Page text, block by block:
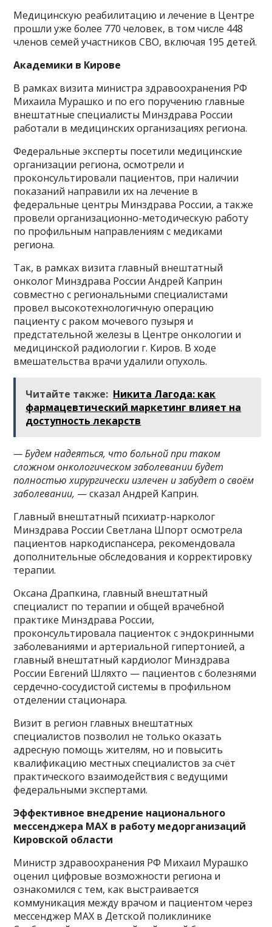
Медицинскую реабилитацию и лечение в Центре
прошли уже более 770 человек, в том числе 448
членов семей участников СВО, включая 195 детей.
Академики в Кирове
В рамках визита министра здравоохранения РФ
Михаила Мурашко и по его поручению главные
внештатные специалисты Минздрава России
работали в медицинских организациях региона.
Федеральные эксперты посетили медицинские
организации региона, осмотрели и
проконсультировали пациентов, при наличии
показаний направили их на лечение в
федеральные центры Минздрава России, а также
провели организационно-методическую работу
по профильным направлениям с медиками
региона.
Так, в рамках визита главный внештатный
онколог Минздрава России Андрей Каприн
совместно с региональными специалистами
провел высокотехнологичную операцию
пациенту с раком мочевого пузыря и
предстательной железы в Центре онкологии и
медицинской радиологии г. Киров. В ходе
вмешательства врачи удалили опухоль.
Читайте также: Никита Лагода: как
фармацевтический маркетинг влияет на
доступность лекарств
— Будем надеяться, что больной при таком
сложном онкологическом заболевании будет
полностью хирургически излечен и забудет о своём
заболевании, — сказал Андрей Каприн.
Главный внештатный психиатр-нарколог
Минздрава России Светлана Шпорт осмотрела
пациентов наркодиспансера, рекомендовала
дополнительные обследования и корректировку
терапии.
Оксана Драпкина, главный внештатный
специалист по терапии и общей врачебной
практике Минздрава России,
проконсультировала пациенток с эндокринными
заболеваниями и артериальной гипертонией, а
главный внештатный кардиолог Минздрава
России Евгений Шляхто — пациентов с болезнями
сердечно-сосудистой системы в профильном
отделении стационара.
Визит в регион главных внештатных
специалистов позволил не только оказать
адресную помощь жителям, но и повысить
квалификацию местных специалистов за счёт
практического взаимодействия с ведущими
федеральными экспертами.
Эффективное внедрение национального
мессенджера MAX в работу медорганизаций
Кировской области
Министр здравоохранения РФ Михаил Мурашко
оценил цифровые возможности региона и
ознакомился с тем, как выстраивается
коммуникация между врачом и пациентом через
мессенджер MAX в Детской поликлинике